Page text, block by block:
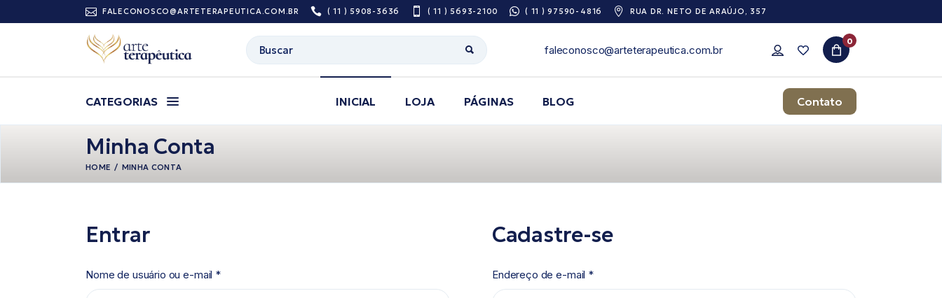
FALECONOSCO@ARTETERAPEUTICA.COM.BR ( 11 ) 5908-3636 ( 11 ) 5693-2100 ( 11 ) 97590-4816 RUA DR. NETO DE ARAÚJO, 357
faleconosco@arteterapeutica.com.br
0
CATEGORIAS INICIAL LOJA PÁGINAS
Pesquisa De
Guia de utilização
BLOG Contato
Minha Conta
HOME MINHA CONTA
Entrar
Nome de usuário ou e-mail *
Cadastre-se
Endereço de e-mail *